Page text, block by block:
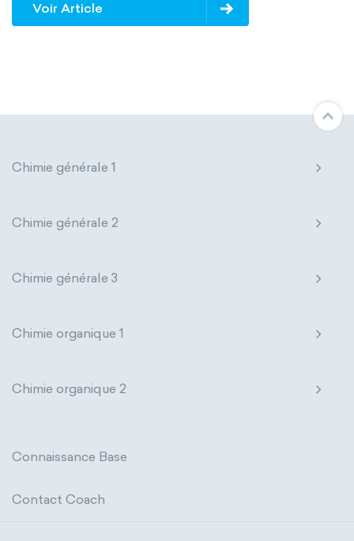
Voir Article
Chimie générale 1
Chimie générale 2
Chimie générale 3
Chimie organique 1
Chimie organique 2
Connaissance Base
Contact Coach